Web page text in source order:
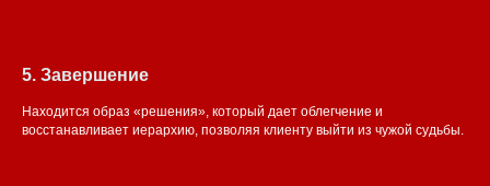
5. Завершение
Находится образ «решения», который дает облегчение и
восстанавливает иерархию, позволяя клиенту выйти из чужой судьбы.